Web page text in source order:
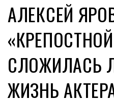
АЛЕКСЕЙ
СЛОЖИЛАСЬ
ЖИЗНЬ